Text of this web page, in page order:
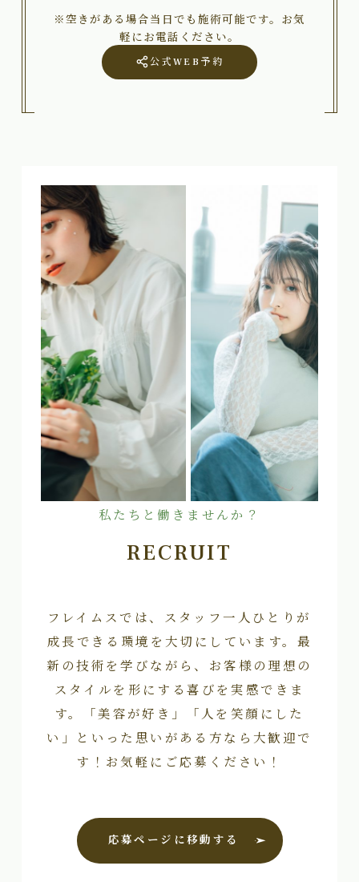
※空きがある場合当日でも施術可能です。お気
軽にお電話ください。
公式WEB予約
私たちと働きませんか？
RECRUIT
フレイムスでは、スタッフ一人ひとりが
成長できる環境を大切にしています。最
新の技術を学びながら、お客様の理想の
スタイルを形にする喜びを実感できま
す。「美容が好き」「人を笑顔にした
い」といった思いがある方なら大歓迎で
す！お気軽にご応募ください！
応募ページに移動する